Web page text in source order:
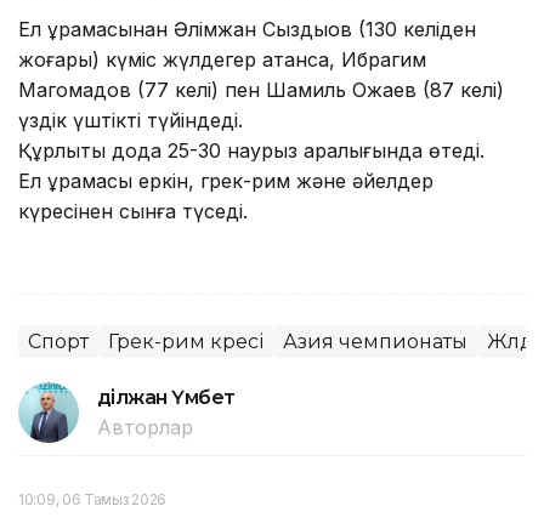
Ел құрамасынан Әлімжан Сыздықов (130 келіден
жоғары) күміс жүлдегер атанса, Ибрагим
Магомадов (77 келі) пен Шамиль Ожаев (87 келі)
үздік үштікті түйіндеді.
Құрлықтық дода 25-30 наурыз аралығында өтеді.
Ел құрамасы еркін, грек-рим және әйелдер
күресінен сынға түседі.
Спорт Грек-рим күресі Азия чемпионаты
Әділжан Үмбет
Авторлар
10:09, 06 Тамыз 2026